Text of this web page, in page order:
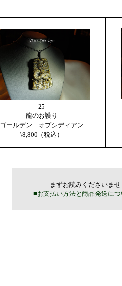
25
龍のお護り
ゴールデン オブシディアン
\8,800（税込）